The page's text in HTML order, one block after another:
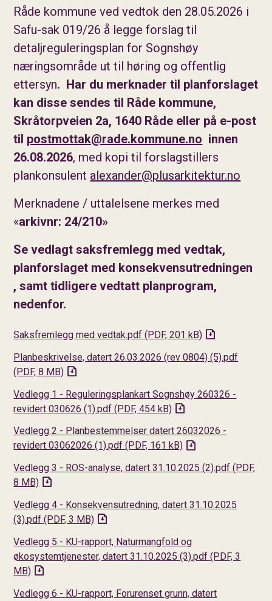
Råde kommune ved vedtok den 28.05.2026 i
Safu-sak 019/26 å legge forslag til
detaljreguleringsplan for Sognshøy
næringsområde ut til høring og offentlig
ettersyn. Har du merknader til planforslaget
kan disse sendes til Råde kommune,
Skråtorpveien 2a, 1640 Råde eller på e-post
til postmottak@rade.kommune.no innen
26.08.2026, med kopi til forslagstillers
plankonsulent alexander@plusarkitektur.no
Merknadene / uttalelsene merkes med
«arkivnr: 24/210»
Se vedlagt saksfremlegg med vedtak,
planforslaget med konsekvensutredningen
, samt tidligere vedtatt planprogram,
nedenfor.
Saksfremlegg med vedtak.pdf (PDF, 201 kB)
Planbeskrivelse, datert 26.03.2026 (rev 0804) (5).pdf
(PDF, 8 MB)
Vedlegg 1 - Reguleringsplankart Sognshøy 260326 -
revidert 030626 (1).pdf (PDF, 454 kB)
Vedlegg 2 - Planbestemmelser datert 26032026 -
revidert 03062026 (1).pdf (PDF, 161 kB)
Vedlegg 3 - ROS-analyse, datert 31.10.2025 (2).pdf (PDF,
8 MB)
Vedlegg 4 - Konsekvensutredning, datert 31.10.2025
(3).pdf (PDF, 3 MB)
Vedlegg 5 - KU-rapport, Naturmangfold og
økosystemtjenester, datert 31.10.2025 (3).pdf (PDF, 3
MB)
Vedlegg 6 - KU-rapport, Forurenset grunn, datert